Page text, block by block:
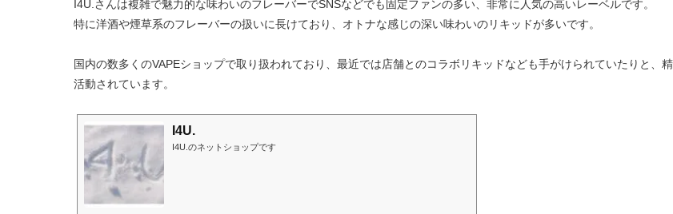
I4U.さんは複雑で魅力的な味わいのフレーバーでSNSなどでも固定ファンの多い、非常に人気の高いレーベルです。
特に洋酒や煙草系のフレーバーの扱いに長けており、オトナな感じの深い味わいのリキッドが多いです。
国内の数多くのVAPEショップで取り扱われており、最近では店舗とのコラボリキッドなども手がけられていたりと、
活動されています。
I4U.
I4U.のネットショップです